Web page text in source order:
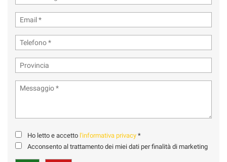
Ho letto e accetto l'informativa privacy *
Acconsento al trattamento dei miei dati per finalità di marketing